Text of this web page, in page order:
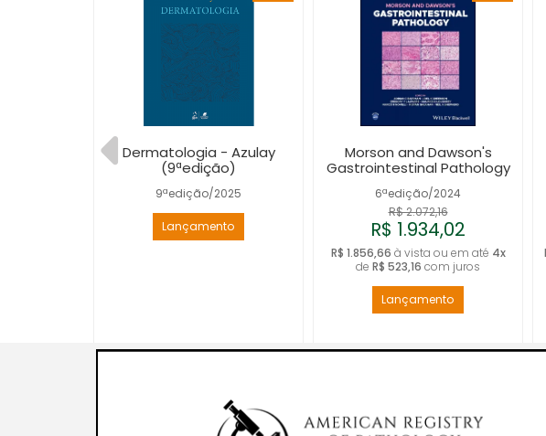
9ªedição/2025
Dermatologia - Azulay
(9ªedição)
Lançamento
6ªedição/2024
Morson and Dawson's
Gastrointestinal Pathology
R$ 2.072,16
R$ 1.934,02
R$ 1.856,66 à vista ou em até 4x
de R$ 523,16 com juros
Lançamento